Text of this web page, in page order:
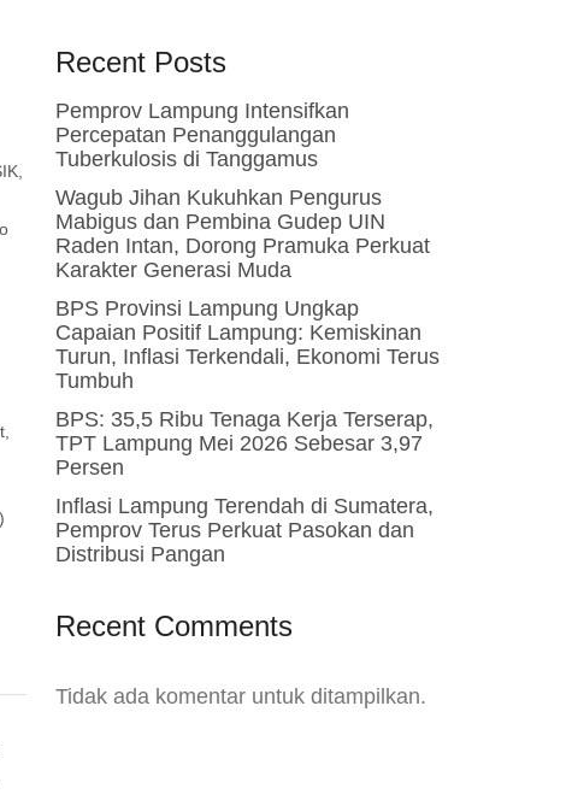
Recent Posts
Pemprov Lampung Intensifkan
Percepatan Penanggulangan
Tuberkulosis di Tanggamus
Wagub Jihan Kukuhkan Pengurus
Mabigus dan Pembina Gudep UIN
Raden Intan, Dorong Pramuka Perkuat
Karakter Generasi Muda
BPS Provinsi Lampung Ungkap
Capaian Positif Lampung: Kemiskinan
Turun, Inflasi Terkendali, Ekonomi Terus
Tumbuh
BPS: 35,5 Ribu Tenaga Kerja Terserap,
TPT Lampung Mei 2026 Sebesar 3,97
Persen
Inflasi Lampung Terendah di Sumatera,
Pemprov Terus Perkuat Pasokan dan
Distribusi Pangan
Recent Comments
Tidak ada komentar untuk ditampilkan.